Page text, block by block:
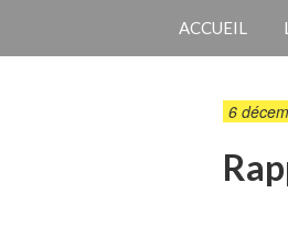
ACCUEIL
6